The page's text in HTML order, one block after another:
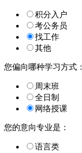
积分入户
考公务员
找工作
其他
您偏向哪种学习方式：
周末班
全日制
网络授课
您的意向专业是：
语言类